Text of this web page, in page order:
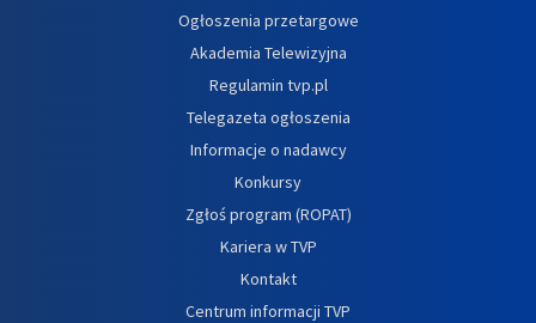
Ogłoszenia przetargowe
Akademia Telewizyjna
Regulamin tvp.pl
Telegazeta ogłoszenia
Informacje o nadawcy
Konkursy
Zgłoś program (ROPAT)
Kariera w TVP
Kontakt
Centrum informacji TVP